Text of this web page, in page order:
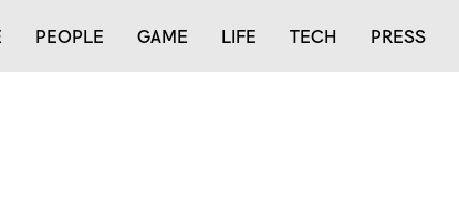
PEOPLE GAME LIFE TECH PRESS